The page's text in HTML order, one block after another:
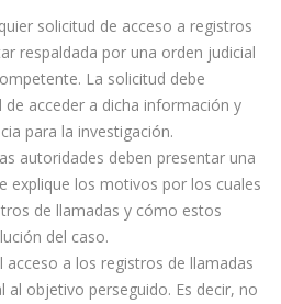
solicitud de acceso a registros
respaldada por una orden judicial
La solicitud debe
de acceder a dicha información y
para la investigación.
autoridades deben presentar una
explique los motivos por los cuales
de llamadas y cómo estos
del caso.
acceso a los registros de llamadas
al objetivo perseguido. Es decir, no